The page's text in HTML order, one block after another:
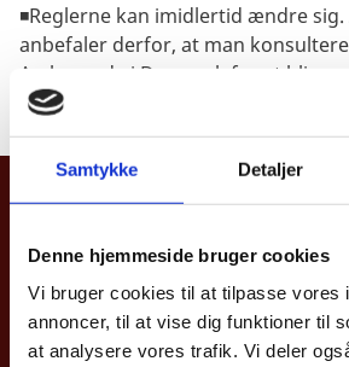
Samtykke Detaljer
Denne hjemmeside bruger cookies
Vi bruger cookies til at tilpasse vores
annoncer, til at vise dig funktioner til
at analysere vores trafik. Vi deler
◾Reglerne kan imidlertid ændre
anbefaler derfor, at man
Ambassade i Danmark for at blive
evt. regelændringer.
Den Kongelige Danske
Brasília
Setor de Embaixadas Sul (SES),
Avenida das Nações,
Quadra 807, Lote 26